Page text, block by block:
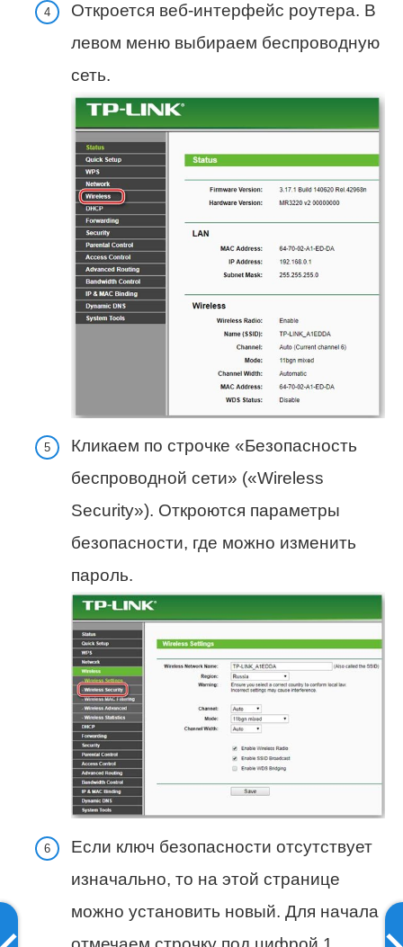
Откроется веб-интерфейс роутера. В
левом меню выбираем беспроводную
сеть.
Кликаем по строчке «Безопасность
беспроводной сети» («Wireless
Security»). Откроются параметры
безопасности, где можно изменить
пароль.
Если ключ безопасности отсутствует
изначально, то на этой странице
можно установить новый. Для начала